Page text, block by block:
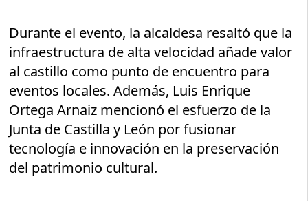
Durante el evento, la alcaldesa resaltó que la
infraestructura de alta velocidad añade valor
al castillo como punto de encuentro para
eventos locales. Además, Luis Enrique
Ortega Arnaiz mencionó el esfuerzo de la
Junta de Castilla y León por fusionar
tecnología e innovación en la preservación
del patrimonio cultural.